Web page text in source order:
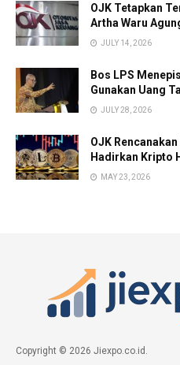
OJK Tetapkan
Artha Waru
JULY 14, 2026
Bos LPS
Gunakan Uang
JULY 28, 2026
OJK
Hadirkan Kripto
MAY 23, 2026
Copyright © 2026 Jiexpo.co.id.